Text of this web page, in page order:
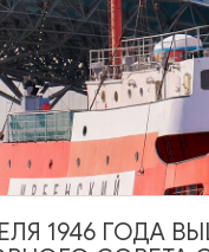
23:00, 20:00
«Кауп»
1946 ГОДА